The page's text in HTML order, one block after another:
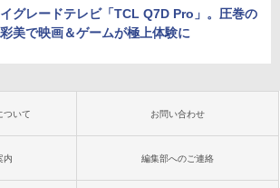
グレードテレビ「TCL Q7D Pro」。圧巻の
美で映画＆ゲームが極上体験に
ついて お問い合わせ
内 編集部へのご連絡